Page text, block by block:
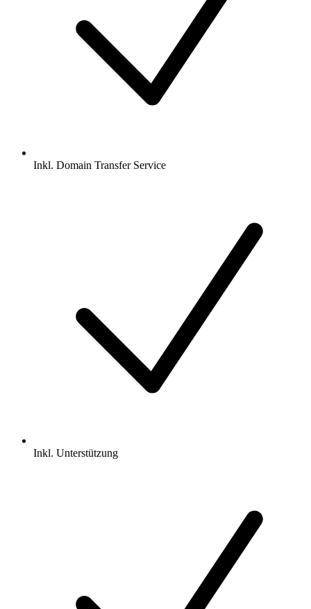
Inkl. Domain Transfer Service
Inkl. Unterstützung